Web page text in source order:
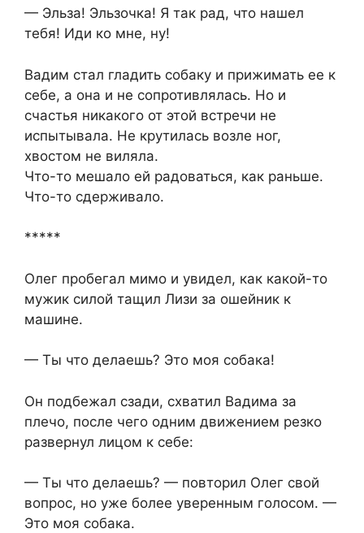
— Эльза! Эльзочка! Я так рад, что нашел
тебя! Иди ко мне, ну!
Вадим стал гладить собаку и прижимать ее к
себе, а она и не сопротивлялась. Но и
счастья никакого от этой встречи не
испытывала. Не крутилась возле ног,
хвостом не виляла.
Что-то мешало ей радоваться, как раньше.
Что-то сдерживало.
*****
Олег пробегал мимо и увидел, как какой-то
мужик силой тащил Лизи за ошейник к
машине.
— Ты что делаешь? Это моя собака!
Он подбежал сзади, схватил Вадима за
плечо, после чего одним движением резко
развернул лицом к себе:
— Ты что делаешь? — повторил Олег свой
вопрос, но уже более уверенным голосом. —
Это моя собака.